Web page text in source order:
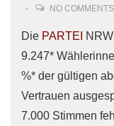
NO COMMENTS
Die PARTEI
9.247*
%* der gültigen
Vertrauen
7.000 Stimmen